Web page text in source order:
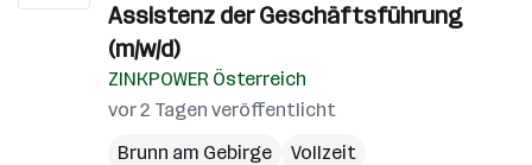
Assistenz der Geschäftsführung
(m/w/d)
ZINKPOWER Österreich
vor 2 Tagen veröffentlicht
Brunn am Gebirge
Vollzeit